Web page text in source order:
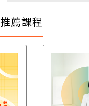
推薦課程